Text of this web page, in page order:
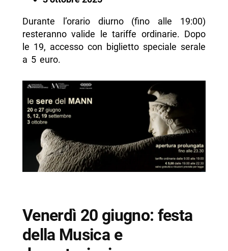
Durante l’orario diurno (fino alle 19:00)
resteranno valide le tariffe ordinarie. Dopo
le 19, accesso con biglietto speciale serale
a 5 euro.
Venerdì 20 giugno: festa
della Musica e